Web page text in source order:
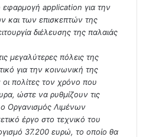
application για την
και των επισκεπτών της
διέλευσης της παλαιάς
μεγαλύτερες πόλεις της
για την κοινωνική της
πολίτες τον χρόνο που
ώστε να ρυθμίζουν τις
Οργανισμός Λιμένων
έργο στο τεχνικό του
37.200 ευρώ, το οποίο θα